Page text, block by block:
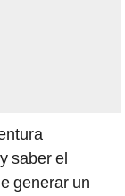
saber el
generar un